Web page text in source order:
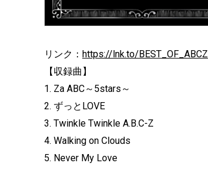
リンク： https://lnk.to/BEST_OF_ABCZ
【収録曲】
1. Za ABC～5stars～
2. ずっとLOVE
3. Twinkle Twinkle A.B.C-Z
4. Walking on Clouds
5. Never My Love